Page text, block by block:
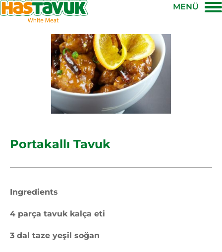
MENÜ
Portakallı Tavuk
Ingredients
4 parça tavuk kalça eti
3 dal taze yeşil soğan